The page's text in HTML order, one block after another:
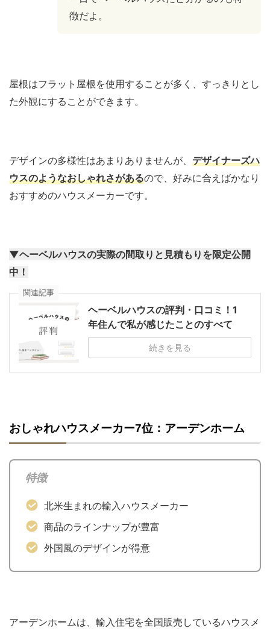
徴だよ。
屋根はフラット屋根を使用することが多く、すっきりとし
た外観にすることができます。
デザインの多様性はあまりありませんが、 デザイナーズハ
ウスのようなおしゃれさがあるので、好みに合えばかなり
おすすめのハウスメーカーです。
▼ヘーベルハウスの実際の間取りと見積もりを限定公開
中！
関連記事
ヘーベルハウスの評判・口コミ！1
年住んで私が感じたことのすべて
続きを見る
おしゃれハウスメーカー7位：アーデンホーム
特徴
北米生まれの輸入ハウスメーカー
商品のラインナップが豊富
外国風のデザインが得意
アーデンホームは、輸入住宅を全国販売しているハウスメ